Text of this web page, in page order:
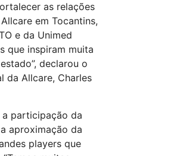
as relações
em Tocantins,
e da Unimed
que inspiram muita
declarou o
da Allcare, Charles
participação da
aproximação da
players que